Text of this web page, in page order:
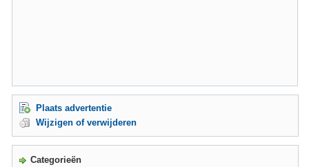
Plaats advertentie
Wijzigen of verwijderen
Categorieën